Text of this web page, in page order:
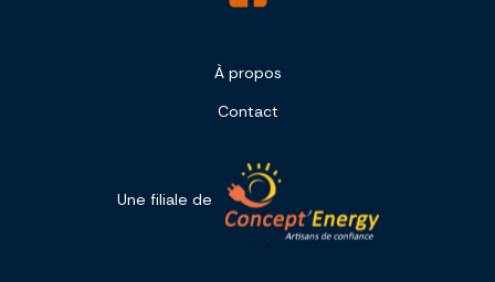
À propos
Contact
Une filiale de